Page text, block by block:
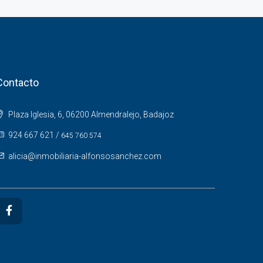
Plaza Iglesia, 6, 06200 Almendralejo, Badajoz
924 667 621 / 645 760 574
alicia@inmobiliaria-alfonsosanchez.com